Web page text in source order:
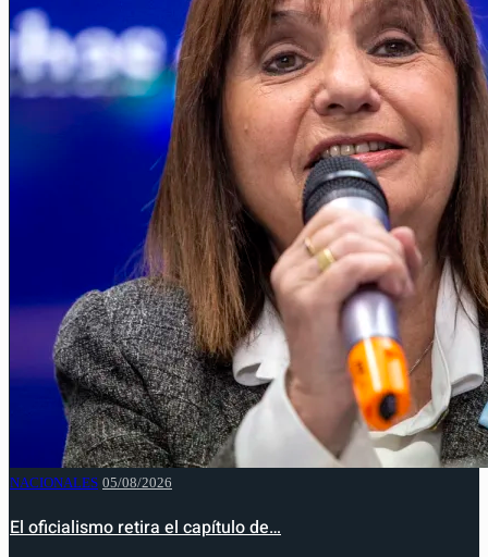
NACIONALES 05/08/2026
El oficialismo retira el capítulo de…